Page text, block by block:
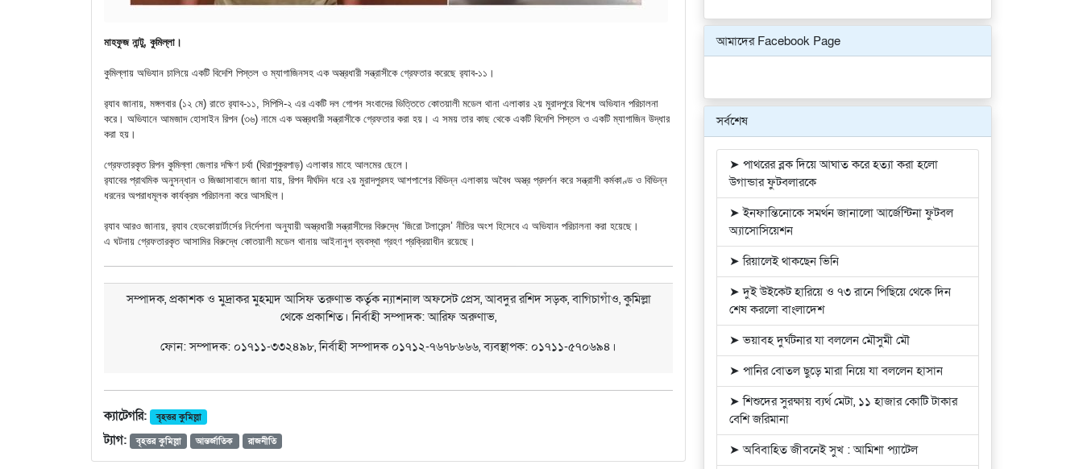
মাহফুজ নান্টু, কুমিল্লা।
কুমিল্লায় অভিযান চালিয়ে একটি বিদেশি পিস্তল ও ম্যাগাজিনসহ এক অস্ত্রধারী সন্ত্রাসীকে গ্রেফতার করেছে র‌্যাব-১১।
র‌্যাব জানায়, মঙ্গলবার (১২ মে) রাতে র‌্যাব-১১, সিপিসি-২ এর একটি দল গোপন সংবাদের ভিত্তিতে কোতয়ালী মডেল থানা এলাকার ২য় মুরাদপুরে বিশেষ অভিযান পরিচালনা
করে। অভিযানে আমজাদ হোসাইন রিপন (৩৬) নামে এক অস্ত্রধারী সন্ত্রাসীকে গ্রেফতার করা হয়। এ সময় তার কাছ থেকে একটি বিদেশি পিস্তল ও একটি ম্যাগাজিন উদ্ধার
করা হয়।
গ্রেফতারকৃত রিপন কুমিল্লা জেলার দক্ষিণ চর্থা (থিরাপুকুরপাড়) এলাকার মাহে আলমের ছেলে।
র‌্যাবের প্রাথমিক অনুসন্ধান ও জিজ্ঞাসাবাদে জানা যায়, রিপন দীর্ঘদিন ধরে ২য় মুরাদপুরসহ আশপাশের বিভিন্ন এলাকায় অবৈধ অস্ত্র প্রদর্শন করে সন্ত্রাসী কর্মকাণ্ড ও বিভিন্ন
ধরনের অপরাধমূলক কার্যক্রম পরিচালনা করে আসছিল।
র‌্যাব আরও জানায়, র‌্যাব হেডকোয়ার্টার্সের নির্দেশনা অনুযায়ী অস্ত্রধারী সন্ত্রাসীদের বিরুদ্ধে ‘জিরো টলারেন্স’ নীতির অংশ হিসেবে এ অভিযান পরিচালনা করা হয়েছে।
এ ঘটনায় গ্রেফতারকৃত আসামির বিরুদ্ধে কোতয়ালী মডেল থানায় আইনানুগ ব্যবস্থা গ্রহণ প্রক্রিয়াধীন রয়েছে।
সম্পাদক, প্রকাশক ও মুদ্রাকর মুহম্মদ আসিফ তরুণাভ কর্তৃক ন্যাশনাল অফসেট প্রেস, আবদুর রশিদ সড়ক, বাগিচাগাঁও, কুমিল্লা
থেকে প্রকাশিত। নির্বাহী সম্পাদক: আরিফ অরুণাভ,
ফোন: সম্পাদক: ০১৭১১-৩৩২৪৯৮, নির্বাহী সম্পাদক ০১৭১২-৭৬৭৮৬৬৬, ব্যবস্থাপক: ০১৭১১-৫৭০৬৯৪।
ক্যাটেগরি: বৃহত্তর কুমিল্লা
ট্যাগ: বৃহত্তর কুমিল্লা আন্তর্জাতিক রাজনীতি
আমাদের Facebook Page
সর্বশেষ
➤ পাথরের ব্লক দিয়ে আঘাত করে হত্যা করা হলো
উগান্ডার ফুটবলারকে
➤ ইনফান্তিনোকে সমর্থন জানালো আর্জেন্টিনা ফুটবল
অ্যাসোসিয়েশন
➤ রিয়ালেই থাকছেন ভিনি
➤ দুই উইকেট হারিয়ে ও ৭৩ রানে পিছিয়ে থেকে দিন
শেষ করলো বাংলাদেশ
➤ ভয়াবহ দুর্ঘটনার যা বললেন মৌসুমী মৌ
➤ পানির বোতল ছুড়ে মারা নিয়ে যা বললেন হাসান
➤ শিশুদের সুরক্ষায় ব্যর্থ মেটা, ১১ হাজার কোটি টাকার
বেশি জরিমানা
➤ অবিবাহিত জীবনেই সুখ : আমিশা প্যাটেল